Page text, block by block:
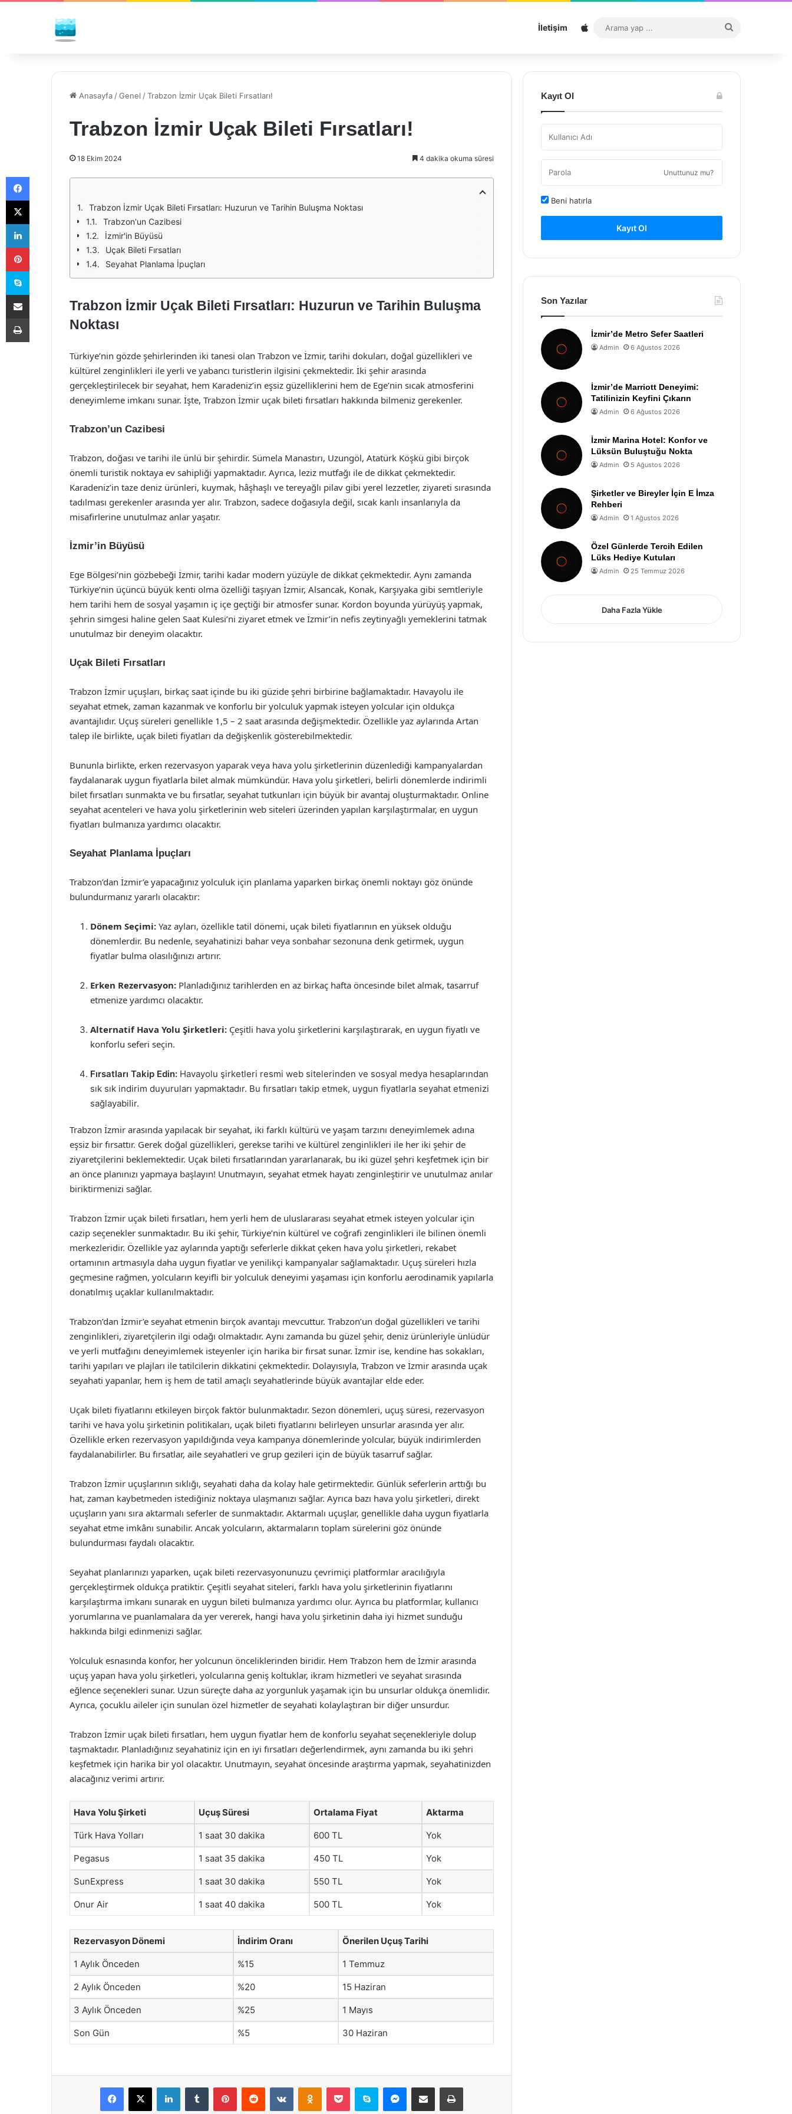
İletişim Sitemap
...
Anasayfa /Genel /Trabzon İzmir Uçak Bileti Fırsatları!
Trabzon İzmir Uçak Bileti Fırsatları!
18 Ekim 2024 4 dakika okuma süresi
Trabzon İzmir Uçak Bileti Fırsatları: Huzurun ve Tarihin Buluşma Noktası
Trabzon'un Cazibesi
İzmir'in Büyüsü
Uçak Bileti Fırsatları
Seyahat Planlama İpuçları
Trabzon İzmir Uçak Bileti Fırsatları: Huzurun ve Tarihin Buluşma
Noktası
Türkiye’nin gözde şehirlerinden iki tanesi olan Trabzon ve İzmir, tarihi dokuları, doğal güzellikleri ve
kültürel zenginlikleri ile yerli ve yabancı turistlerin ilgisini çekmektedir. İki şehir arasında
gerçekleştirilecek bir seyahat, hem Karadeniz’in eşsiz güzelliklerini hem de Ege’nin sıcak atmosferini
deneyimleme imkanı sunar. İşte, Trabzon İzmir uçak bileti fırsatları hakkında bilmeniz gerekenler.
Trabzon’un Cazibesi
Trabzon, doğası ve tarihi ile ünlü bir şehirdir. Sümela Manastırı, Uzungöl, Atatürk Köşkü gibi birçok
önemli turistik noktaya ev sahipliği yapmaktadır. Ayrıca, leziz mutfağı ile de dikkat çekmektedir.
Karadeniz’in taze deniz ürünleri, kuymak, hâşhaşlı ve tereyağlı pilav gibi yerel lezzetler, ziyareti sırasında
tadılması gerekenler arasında yer alır. Trabzon, sadece doğasıyla değil, sıcak kanlı insanlarıyla da
misafirlerine unutulmaz anlar yaşatır.
İzmir’in Büyüsü
Ege Bölgesi’nin gözbebeği İzmir, tarihi kadar modern yüzüyle de dikkat çekmektedir. Aynı zamanda
Türkiye’nin üçüncü büyük kenti olma özelliği taşıyan İzmir, Alsancak, Konak, Karşıyaka gibi semtleriyle
hem tarihi hem de sosyal yaşamın iç içe geçtiği bir atmosfer sunar. Kordon boyunda yürüyüş yapmak,
şehrin simgesi haline gelen Saat Kulesi’ni ziyaret etmek ve İzmir’in nefis zeytinyağlı yemeklerini tatmak
unutulmaz bir deneyim olacaktır.
Uçak Bileti Fırsatları
Trabzon İzmir uçuşları, birkaç saat içinde bu iki güzide şehri birbirine bağlamaktadır. Havayolu ile
seyahat etmek, zaman kazanmak ve konforlu bir yolculuk yapmak isteyen yolcular için oldukça
avantajlıdır. Uçuş süreleri genellikle 1,5 – 2 saat arasında değişmektedir. Özellikle yaz aylarında Artan
talep ile birlikte, uçak bileti fiyatları da değişkenlik gösterebilmektedir.
Bununla birlikte, erken rezervasyon yaparak veya hava yolu şirketlerinin düzenlediği kampanyalardan
faydalanarak uygun fiyatlarla bilet almak mümkündür. Hava yolu şirketleri, belirli dönemlerde indirimli
bilet fırsatları sunmakta ve bu fırsatlar, seyahat tutkunları için büyük bir avantaj oluşturmaktadır. Online
seyahat acenteleri ve hava yolu şirketlerinin web siteleri üzerinden yapılan karşılaştırmalar, en uygun
fiyatları bulmanıza yardımcı olacaktır.
Seyahat Planlama İpuçları
Trabzon’dan İzmir’e yapacağınız yolculuk için planlama yaparken birkaç önemli noktayı göz önünde
bulundurmanız yararlı olacaktır:
Dönem Seçimi: Yaz ayları, özellikle tatil dönemi, uçak bileti fiyatlarının en yüksek olduğu
dönemlerdir. Bu nedenle, seyahatinizi bahar veya sonbahar sezonuna denk getirmek, uygun
fiyatlar bulma olasılığınızı artırır.
Erken Rezervasyon: Planladığınız tarihlerden en az birkaç hafta öncesinde bilet almak, tasarruf
etmenize yardımcı olacaktır.
Alternatif Hava Yolu Şirketleri: Çeşitli hava yolu şirketlerini karşılaştırarak, en uygun fiyatlı ve
konforlu seferi seçin.
Fırsatları Takip Edin: Havayolu şirketleri resmi web sitelerinden ve sosyal medya hesaplarından
sık sık indirim duyuruları yapmaktadır. Bu fırsatları takip etmek, uygun fiyatlarla seyahat etmenizi
sağlayabilir.
Trabzon İzmir arasında yapılacak bir seyahat, iki farklı kültürü ve yaşam tarzını deneyimlemek adına
eşsiz bir fırsattır. Gerek doğal güzellikleri, gerekse tarihi ve kültürel zenginlikleri ile her iki şehir de
ziyaretçilerini beklemektedir. Uçak bileti fırsatlarından yararlanarak, bu iki güzel şehri keşfetmek için bir
an önce planınızı yapmaya başlayın! Unutmayın, seyahat etmek hayatı zenginleştirir ve unutulmaz anılar
biriktirmenizi sağlar.
Trabzon İzmir uçak bileti fırsatları, hem yerli hem de uluslararası seyahat etmek isteyen yolcular için
cazip seçenekler sunmaktadır. Bu iki şehir, Türkiye’nin kültürel ve coğrafi zenginlikleri ile bilinen önemli
merkezleridir. Özellikle yaz aylarında yaptığı seferlerle dikkat çeken hava yolu şirketleri, rekabet
ortamının artmasıyla daha uygun fiyatlar ve yenilikçi kampanyalar sağlamaktadır. Uçuş süreleri hızla
geçmesine rağmen, yolcuların keyifli bir yolculuk deneyimi yaşaması için konforlu aerodinamik yapılarla
donatılmış uçaklar kullanılmaktadır.
Trabzon’dan İzmir’e seyahat etmenin birçok avantajı mevcuttur. Trabzon’un doğal güzellikleri ve tarihi
zenginlikleri, ziyaretçilerin ilgi odağı olmaktadır. Aynı zamanda bu güzel şehir, deniz ürünleriyle ünlüdür
ve yerli mutfağını deneyimlemek isteyenler için harika bir fırsat sunar. İzmir ise, kendine has sokakları,
tarihi yapıları ve plajları ile tatilcilerin dikkatini çekmektedir. Dolayısıyla, Trabzon ve İzmir arasında uçak
seyahati yapanlar, hem iş hem de tatil amaçlı seyahatlerinde büyük avantajlar elde eder.
Uçak bileti fiyatlarını etkileyen birçok faktör bulunmaktadır. Sezon dönemleri, uçuş süresi, rezervasyon
tarihi ve hava yolu şirketinin politikaları, uçak bileti fiyatlarını belirleyen unsurlar arasında yer alır.
Özellikle erken rezervasyon yapıldığında veya kampanya dönemlerinde yolcular, büyük indirimlerden
faydalanabilirler. Bu fırsatlar, aile seyahatleri ve grup gezileri için de büyük tasarruf sağlar.
Trabzon İzmir uçuşlarının sıklığı, seyahati daha da kolay hale getirmektedir. Günlük seferlerin arttığı bu
hat, zaman kaybetmeden istediğiniz noktaya ulaşmanızı sağlar. Ayrıca bazı hava yolu şirketleri, direkt
uçuşların yanı sıra aktarmalı seferler de sunmaktadır. Aktarmalı uçuşlar, genellikle daha uygun fiyatlarla
seyahat etme imkânı sunabilir. Ancak yolcuların, aktarmaların toplam sürelerini göz önünde
bulundurması faydalı olacaktır.
Seyahat planlarınızı yaparken, uçak bileti rezervasyonunuzu çevrimiçi platformlar aracılığıyla
gerçekleştirmek oldukça pratiktir. Çeşitli seyahat siteleri, farklı hava yolu şirketlerinin fiyatlarını
karşılaştırma imkanı sunarak en uygun bileti bulmanıza yardımcı olur. Ayrıca bu platformlar, kullanıcı
yorumlarına ve puanlamalara da yer vererek, hangi hava yolu şirketinin daha iyi hizmet sunduğu
hakkında bilgi edinmenizi sağlar.
Yolculuk esnasında konfor, her yolcunun önceliklerinden biridir. Hem Trabzon hem de İzmir arasında
uçuş yapan hava yolu şirketleri, yolcularına geniş koltuklar, ikram hizmetleri ve seyahat sırasında
eğlence seçenekleri sunar. Uzun süreçte daha az yorgunluk yaşamak için bu unsurlar oldukça önemlidir.
Ayrıca, çocuklu aileler için sunulan özel hizmetler de seyahati kolaylaştıran bir diğer unsurdur.
Trabzon İzmir uçak bileti fırsatları, hem uygun fiyatlar hem de konforlu seyahat seçenekleriyle dolup
taşmaktadır. Planladığınız seyahatiniz için en iyi fırsatları değerlendirmek, aynı zamanda bu iki şehri
keşfetmek için harika bir yol olacaktır. Unutmayın, seyahat öncesinde araştırma yapmak, seyahatinizden
alacağınız verimi artırır.
Hava Yolu Şirketi Uçuş Süresi Ortalama Fiyat Aktarma
Türk Hava Yolları 1 saat 30 dakika 600 TL Yok
Pegasus 1 saat 35 dakika 450 TL Yok
SunExpress 1 saat 30 dakika 550 TL Yok
Onur Air 1 saat 40 dakika 500 TL Yok
Rezervasyon Dönemi İndirim Oranı Önerilen Uçuş Tarihi
1 Aylık Önceden %15 1 Temmuz
2 Aylık Önceden %20 15 Haziran
3 Aylık Önceden %25 1 Mayıs
Son Gün %5 30 Haziran
Facebook
X LinkedInTumblr PinterestReddit VKontakteOdnoklassniki
Pocket Skype Messenger
E-Posta ile paylaş Yazdır
Kayıt Ol
Unuttunuz mu?
Beni hatırla
Kayıt Ol
Son Yazılar
İzmir’de Metro Sefer Saatleri
Admin 6 Ağustos 2026
İzmir’de Marriott Deneyimi:
Tatilinizin Keyfini Çıkarın
Admin 6 Ağustos 2026
İzmir Marina Hotel: Konfor ve
Lüksün Buluştuğu Nokta
Admin 5 Ağustos 2026
Şirketler ve Bireyler İçin E İmza
Rehberi
Admin 1 Ağustos 2026
Özel Günlerde Tercih Edilen
Lüks Hediye Kutuları
Admin 25 Temmuz 2026
Daha Fazla Yükle
Facebook
X
LinkedIn
Pinterest
Skype
E-Posta ile paylaş